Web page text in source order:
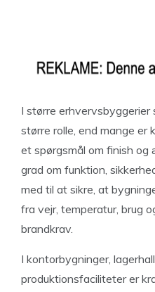
I større erhvervsbyggerier
større rolle, end mange er
et spørgsmål om finish
grad om funktion,
med til at sikre, at
fra vejr, temperatur, brug
brandkrav.
I kontorbygninger,
produktionsfaciliteter er